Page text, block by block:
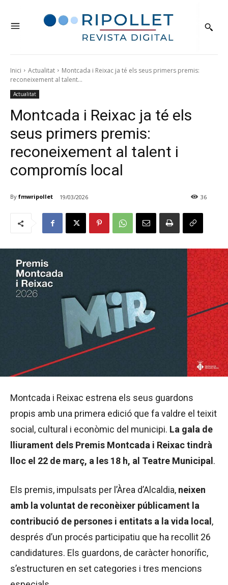
Inici Actualitat
Montcada i Reixac ja té els seus primers premis:
reconeixement al talent...
Actualitat
Montcada i Reixac ja té els
seus primers premis:
reconeixement al talent i
compromís local
By fmwripollet 19/03/2026 36
Montcada i Reixac estrena els seus guardons
propis amb una primera edició que fa valdre el teixit
social, cultural i econòmic del municipi. La gala de
lliurament dels Premis Montcada i Reixac tindrà
lloc el 22 de març, a les 18 h, al Teatre Municipal.
Els premis, impulsats per l’Àrea d’Alcaldia, neixen
amb la voluntat de reconèixer públicament la
contribució de persones i entitats a la vida local,
després d’un procés participatiu que ha recollit 26
candidatures. Els guardons, de caràcter honorífic,
s’estructuren en set categories i tres mencions